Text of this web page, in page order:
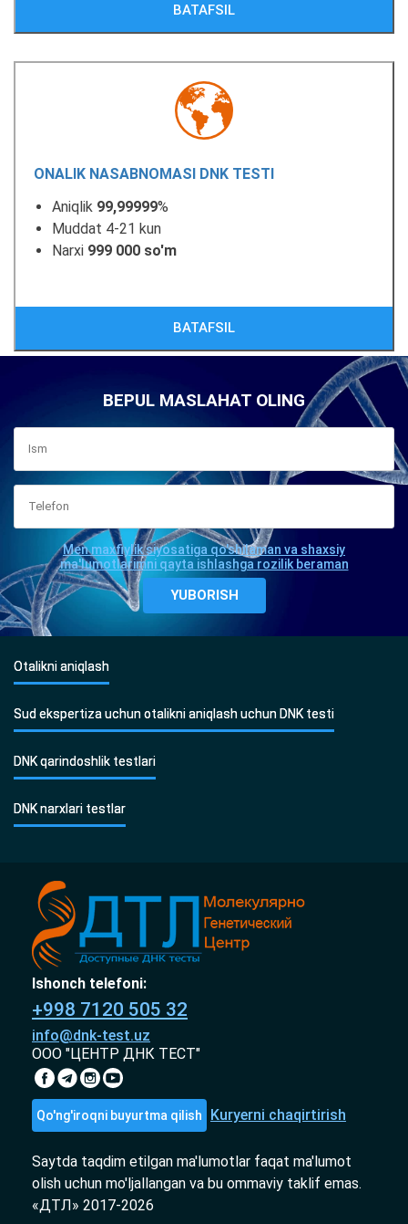
BATAFSIL
ONALIK NASABNOMASI DNK TESTI
Aniqlik 99,99999%
Muddat 4-21 kun
Narxi 999 000 so'm
BATAFSIL
BEPUL MASLAHAT OLING
Men maxfiylik siyosatiga qo'shilaman va shaxsiy
ma'lumotlarimni qayta ishlashga rozilik beraman
Otalikni aniqlash
Sud ekspertiza uchun otalikni aniqlash uchun DNK testi
DNK qarindoshlik testlari
DNK narxlari testlar
Ishonch telefoni:
+998 7120 505 32
info@dnk-test.uz
ООО "ЦЕНТР ДНК ТЕСТ"
Qo'ng'iroqni buyurtma qilish Kuryerni chaqirtirish
Saytda taqdim etilgan ma'lumotlar faqat ma'lumot
olish uchun mo'ljallangan va bu ommaviy taklif emas.
«ДТЛ» 2017-2026